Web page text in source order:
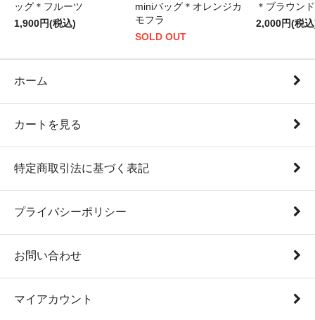
ッグ＊フルーツ
1,900円(税込)
miniバッグ＊オレンジカ
モフラ
SOLD OUT
＊ブラウン
2,000円(税
ホーム
カートを見る
特定商取引法に基づく表記
プライバシーポリシー
お問い合わせ
マイアカウント